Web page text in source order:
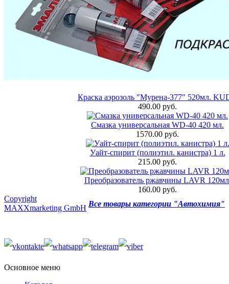
Краска аэрозоль "Мурена-377" 520мл.
490.00 руб.
Смазка универсальная WD-40 420 мл.
1570.00 руб.
Уайт-спирит (полиэтил. канистра) 1 л.
215.00 руб.
Преобразователь ржавчины LAVR
160.00 руб.
Все товары категории "Автохимия"
Copyright
MAXXmarketing GmbH
Основное меню